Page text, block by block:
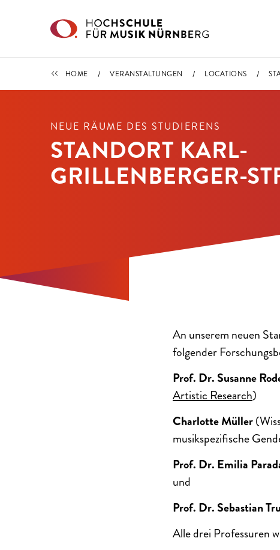
LOCATIONS
HOME VERANSTALTUNGEN LOCATIONS
NEUE RÄUME DES STUDIERENS
STANDORT KARL-
GRILLENBERGER-
An unserem neuen
folgender
Prof. Dr. Susanne
Artistic Research)
Charlotte Müller
musikspezifische
Prof. Dr. Emilia
und
Prof. Dr. Sebastian
Alle drei Professuren